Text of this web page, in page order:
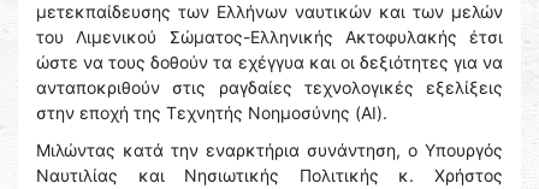
μετεκπαίδευσης των Ελλήνων ναυτικών και των μελών
του Λιμενικού Σώματος-Ελληνικής Ακτοφυλακής έτσι
ώστε να τους δοθούν τα εχέγγυα και οι δεξιότητες για να
ανταποκριθούν στις ραγδαίες τεχνολογικές εξελίξεις
στην εποχή της Τεχνητής Νοημοσύνης (AI).
Μιλώντας κατά την εναρκτήρια συνάντηση, ο Υπουργός
Ναυτιλίας και Νησιωτικής Πολιτικής κ. Χρήστος